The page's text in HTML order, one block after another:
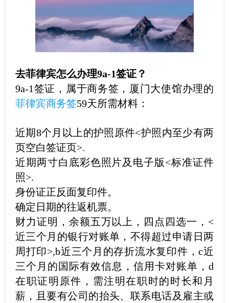
去菲律宾怎么办理9a-1签证？
9a-1签证，属于商务签，厦门大使馆办理的
菲律宾商务签59天所需材料：
近期8个月以上的护照原件<护照内至少有两
页空白签证页>.
近期两寸白底彩色照片及电子版<标准证件
照>.
身份证正反面复印件。
确定日期的往返机票。
财力证明，余额五万以上，四点四选一，<
近三个月的银行对账单，不得超过申请日两
周打印>,b近三个月的存折流水复印件，c近
三个月的国际有效信息，信用卡对账单，d
在职证明原件，需注明在职时的时长和月
薪，且要有公司的抬头、联系电话及雇主或